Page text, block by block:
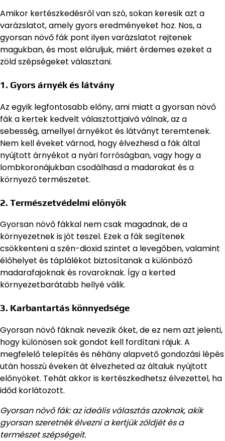
Amikor kertészkedésről van szó, sokan keresik azt a
varázslatot, amely gyors eredményeket hoz. Nos, a
gyorsan növő fák pont ilyen varázslatot rejtenek
magukban, és most eláruljuk, miért érdemes ezeket a
zöld szépségeket választani.
1. Gyors árnyék és látvány
Az egyik legfontosabb előny, ami miatt a gyorsan növő
fák a kertek kedvelt választottjaivá válnak, az a
sebesség, amellyel árnyékot és látványt teremtenek.
Nem kell éveket várnod, hogy élvezhesd a fák által
nyújtott árnyékot a nyári forróságban, vagy hogy a
lombkoronájukban csodálhasd a madarakat és a
környező természetet.
2. Természetvédelmi előnyök
Gyorsan növő fákkal nem csak magadnak, de a
környezetnek is jót teszel. Ezek a fák segítenek
csökkenteni a szén-dioxid szintet a levegőben, valamint
élőhelyet és táplálékot biztosítanak a különböző
madarafajoknak és rovaroknak. Így a kerted
környezetbarátabb hellyé válik.
3. Karbantartás könnyedsége
Gyorsan növő fáknak nevezik őket, de ez nem azt jelenti,
hogy különösen sok gondot kell fordítani rájuk. A
megfelelő telepítés és néhány alapvető gondozási lépés
után hosszú éveken át élvezheted az általuk nyújtott
előnyöket. Tehát akkor is kertészkedhetsz élvezettel, ha
időd korlátozott.
Gyorsan növő fák: az ideális választás azoknak, akik
gyorsan szeretnék élvezni a kertjük zöldjét és a
természet szépségeit.